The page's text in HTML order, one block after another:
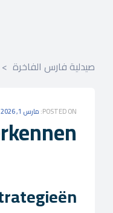
صيدلية فارس الفاخرة >
POSTED ON: مارس 1, 2026